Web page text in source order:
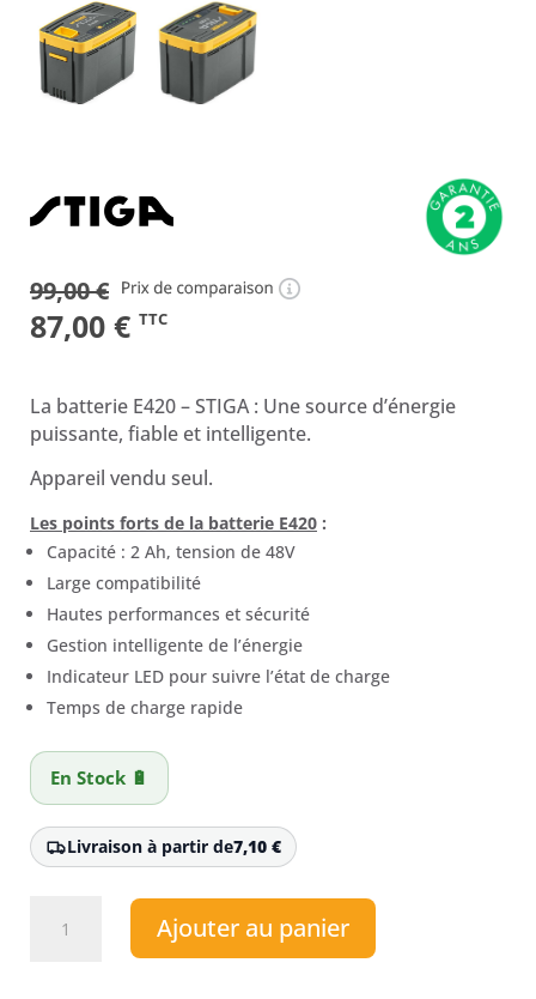
99,00€
Le
initial
était :
99,00 €.
87,00 €Le
actuel
est :
87,00 €.
TTC
La batterie E420 – STIGA : Une source d’énergie
puissante, fiable et intelligente.
Appareil vendu seul.
Les points forts de la batterie E420 :
Capacité : 2 Ah, tension de 48V
Large compatibilité
Hautes performances et sécurité
Gestion intelligente de l’énergie
Indicateur LED pour suivre l’état de charge
Temps de charge rapide
En Stock 🔋
Livraison à partir de7,10 €
Ajouter au panier